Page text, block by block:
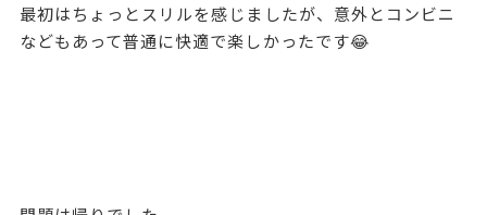
最初はちょっとスリルを感じましたが、意外とコンビニ
などもあって普通に快適で楽しかったです😂